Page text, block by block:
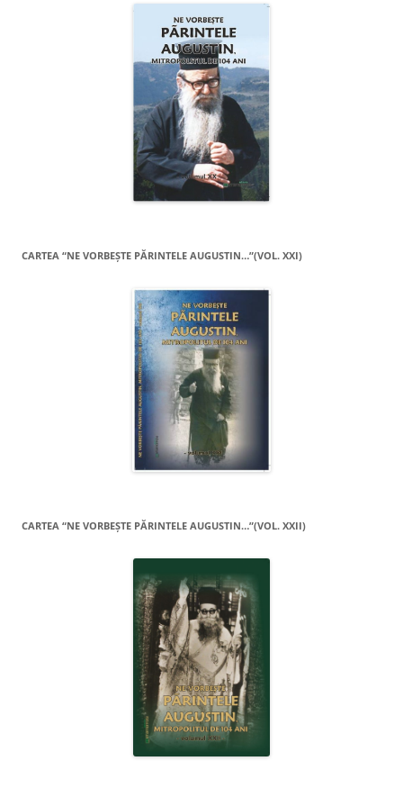
CARTEA “NE VORBEŞTE PĂRINTELE AUGUSTIN…”(VOL. XXI)
CARTEA “NE VORBEŞTE PĂRINTELE AUGUSTIN…”(VOL. XXII)